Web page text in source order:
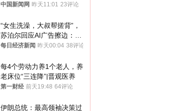
中国新闻网 昨天11:01 23评论
“女生洗澡，大叔帮搓背”，
苏泊尔回应AI广告擦边：视
频全下架，已强化内容管理
每日经济新闻 昨天00:04 38评论
每4个劳动力养1个老人，养
老床位“三连降”|晋观医养
第一财经 前天19:48 64评论
伊朗总统：最高领袖决策过